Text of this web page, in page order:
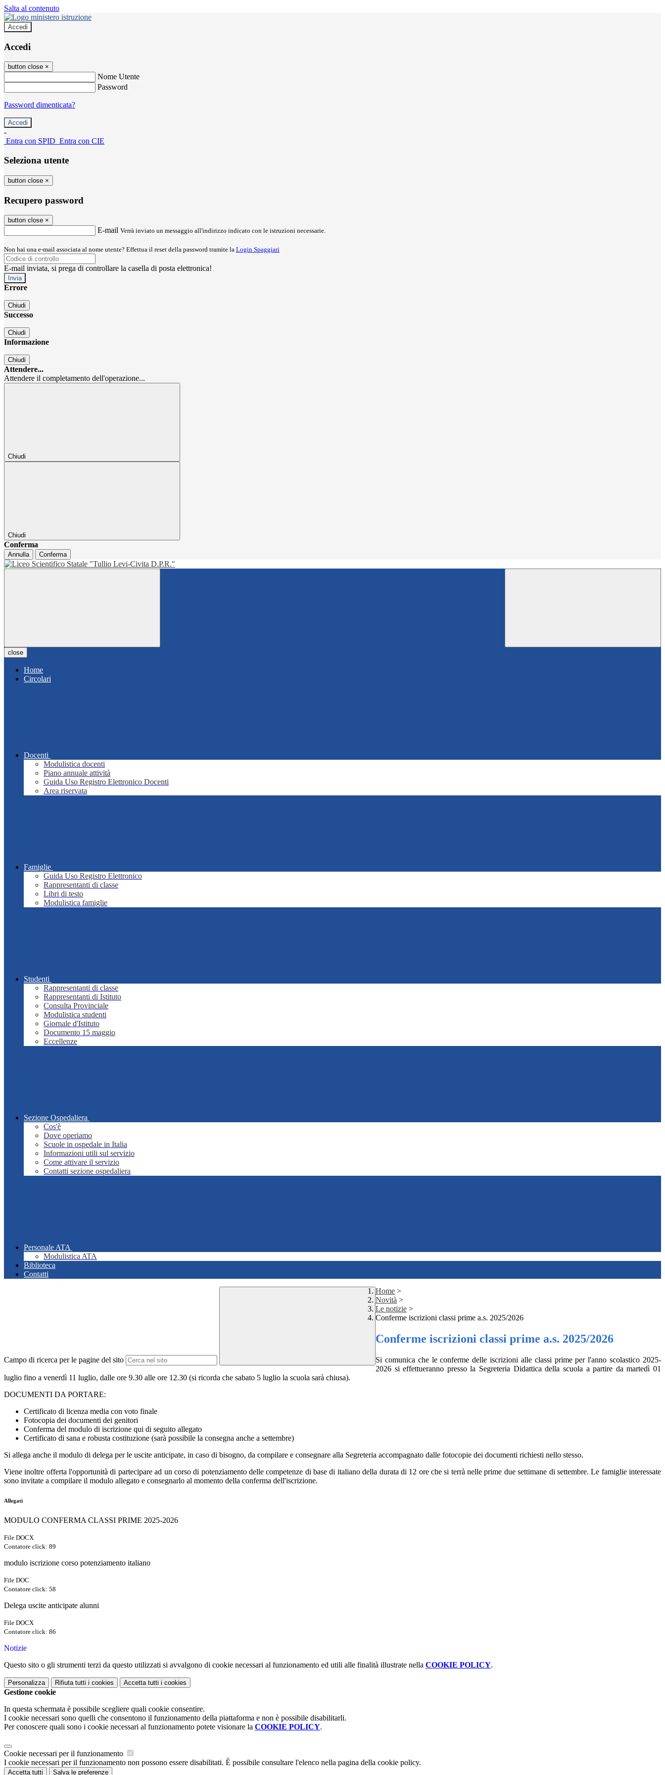
Salta al contenuto
Accedi
Accedi
button close ×
Nome Utente
Password
Password dimenticata?
-
Entra con SPID Entra con CIE
Seleziona utente
button close ×
Recupero password
button close ×
E-mail Verrà inviato un messaggio all'indirizzo indicato con le istruzioni necessarie.
Non hai una e-mail associata al nome utente? Effettua il reset della password tramite la Login Spaggiari
E-mail inviata, si prega di controllare la casella di posta elettronica!
Errore
Chiudi
Successo
Chiudi
Informazione
Chiudi
Attendere...
Attendere il completamento dell'operazione...
Chiudi
Chiudi
Conferma
Annulla Conferma
close
Home
Circolari
Docenti
Modulistica docenti
Piano annuale attività
Guida Uso Registro Elettronico Docenti
Area riservata
Famiglie
Guida Uso Registro Elettronico
Rappresentanti di classe
Libri di testo
Modulistica famiglie
Studenti
Rappresentanti di classe
Rappresentanti di Istituto
Consulta Provinciale
Modulistica studenti
Giornale d'Istituto
Documento 15 maggio
Eccellenze
Sezione Ospedaliera
Cos'è
Dove operiamo
Scuole in ospedale in Italia
Informazioni utili sul servizio
Come attivare il servizio
Contatti sezione ospedaliera
Personale ATA
Modulistica ATA
Biblioteca
Contatti
Campo di ricerca per le pagine del sito
Home >
Novità >
Le notizie >
Conferme iscrizioni classi prime a.s. 2025/2026
Conferme iscrizioni classi prime a.s. 2025/2026
Si comunica che le conferme delle iscrizioni alle classi prime per l'anno scolastico 2025-
2026 si effettueranno presso la Segreteria Didattica della scuola a partire da martedì 01
luglio fino a venerdì 11 luglio, dalle ore 9.30 alle ore 12.30 (si ricorda che sabato 5 luglio la scuola sarà chiusa).
DOCUMENTI DA PORTARE:
Certificato di licenza media con voto finale
Fotocopia dei documenti dei genitori
Conferma del modulo di iscrizione qui di seguito allegato
Certificato di sana e robusta costituzione (sarà possibile la consegna anche a settembre)
Si allega anche il modulo di delega per le uscite anticipate, in caso di bisogno, da compilare e consegnare alla Segreteria accompagnato dalle fotocopie dei documenti richiesti nello stesso.
Viene inoltre offerta l'opportunità di partecipare ad un corso di potenziamento delle competenze di base di italiano della durata di 12 ore che si terrà nelle prime due settimane di settembre. Le famiglie interessate
sono invitate a compilare il modulo allegato e consegnarlo al momento della conferma dell'iscrizione.
Allegati
MODULO CONFERMA CLASSI PRIME 2025-2026
File DOCX
Contatore click: 89
modulo iscrizione corso potenziamento italiano
File DOC
Contatore click: 58
Delega uscite anticipate alunni
File DOCX
Contatore click: 86
Notizie
Questo sito o gli strumenti terzi da questo utilizzati si avvalgono di cookie necessari al funzionamento ed utili alle finalità illustrate nella COOKIE POLICY.
Personalizza Rifiuta tutti i cookies Accetta tutti i cookies
Gestione cookie
In questa schermata è possibile scegliere quali cookie consentire.
I cookie necessari sono quelli che consentono il funzionamento della piattaforma e non è possibile disabilitarli.
Per conoscere quali sono i cookie necessari al funzionamento potete visionare la COOKIE POLICY.
Cookie necessari per il funzionamento
I cookie necessari per il funzionamento non possono essere disabilitati. È possibile consultare l'elenco nella pagina della cookie policy.
Accetta tutti Salva le preferenze